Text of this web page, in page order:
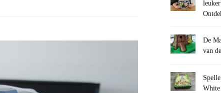
De
van
White